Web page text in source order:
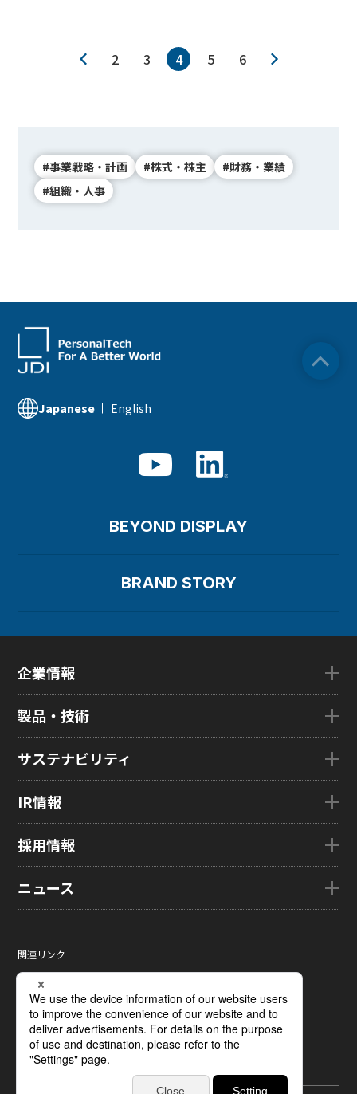
2 3 4 5 6
#事業戦略・計画 #株式・株主
#財務・業績
#組織・人事
Japanese English
BEYOND DISPLAY
BRAND STORY
企業情報
ごあいさつ
企業理念
グローバル子会社
製品・技術
eLEAP
HMO
Rælclear
医療・産業・デジタルカメラ用ディスプレイ
液晶メタサーフェス反射板
X線センサー
指紋センサー
圧力分布センサー
光学式薄型イメージセンサー
ディスプレイの基礎
受託加工および研究開発サポート
サステナビリティ
トップメッセージ
環境
ガバナンス
サステナビリティ資料室
IR情報
経営方針
株式・株主情報
IRカレンダー
電子公告
採用情報
新卒採用情報
人財像/人財マネジメント基本方針
会社の人財育成/若手人財育成体系
ひとめでわかるJDI
採用に関するよくあるご質問
ニュース
メディア掲載
タグ一覧
関連リンク
サイトマップ
サイトのご利用条件
個人情報保護方針
ソーシャルメディアポリシー